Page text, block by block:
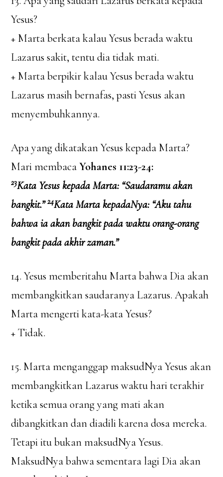
Yesus?
+ Marta berkata kalau Yesus berada waktu
Lazarus sakit, tentu dia tidak mati.
+ Marta berpikir kalau Yesus berada waktu
Lazarus masih bernafas, pasti Yesus akan
menyembuhkannya.
Apa yang dikatakan Yesus kepada Marta?
Mari membacaYohanes 11:23-24:
23Kata Yesus kepada Marta: “Saudaramu akan
bangkit.”24Kata Marta kepadaNya: “Aku tahu
bahwa ia akan bangkit pada waktu orang-orang
bangkit pada akhir zaman.”
14. Yesus memberitahu Marta bahwa Dia akan
membangkitkan saudaranya Lazarus. Apakah
Marta mengerti kata-kata Yesus?
+ Tidak.
15. Marta menganggap maksudNya Yesus akan
membangkitkan Lazarus waktu hari terakhir
ketika semua orang yang mati akan
dibangkitkan dan diadili karena dosa mereka.
Tetapi itu bukan maksudNya Yesus.
MaksudNya bahwa sementara lagi Dia akan